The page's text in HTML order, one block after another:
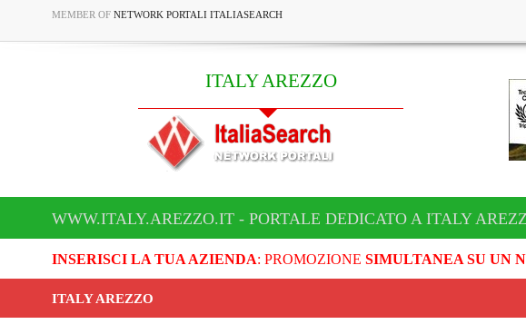
MEMBER OF NETWORK PORTALI ITALIASEARCH
ITALY AREZZO
WWW.ITALY.AREZZO.IT - PORTALE DEDICATO A ITALY
INSERISCI LA TUA AZIENDA: PROMOZIONE SIMULTANEA SU UN
ITALY AREZZO